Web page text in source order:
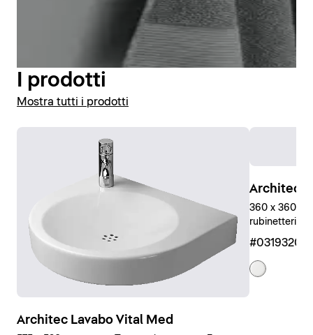
si abbassa automaticamente, chiudendosi in modo
Visualizza vasi e sedili WC
I prodotti
Mostra tutti i prodotti
Architec Lavabo Vital Med
Architec
360 x 360
rubinetteria,